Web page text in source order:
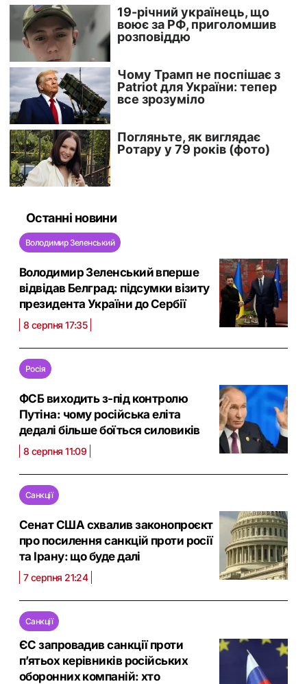
Останні новини
Володимир Зеленський
Володимир Зеленський вперше
відвідав Белград: підсумки візиту
президента України до Сербії
8 серпня 17:35
Росія
ФСБ виходить з-під контролю
Путіна: чому російська еліта
дедалі більше боїться силовиків
8 серпня 11:09
Санкції
Сенат США схвалив законопроєкт
про посилення санкцій проти росії
та Ірану: що буде далі
7 серпня 21:24
Санкції
ЄС запровадив санкції проти
п’ятьох керівників російських
оборонних компаній: хто